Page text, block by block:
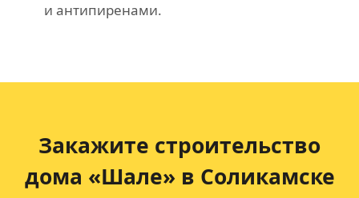
и антипиренами.
Закажите строительство
дома «Шале» в Соликамске